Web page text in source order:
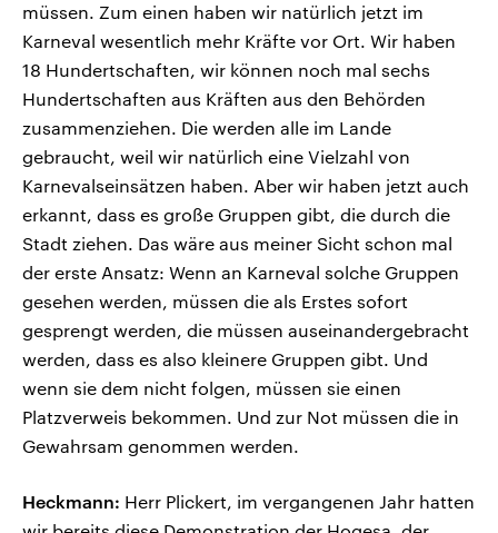
müssen. Zum einen haben wir natürlich jetzt im
Karneval wesentlich mehr Kräfte vor Ort. Wir haben
18 Hundertschaften, wir können noch mal sechs
Hundertschaften aus Kräften aus den Behörden
zusammenziehen. Die werden alle im Lande
gebraucht, weil wir natürlich eine Vielzahl von
Karnevalseinsätzen haben. Aber wir haben jetzt auch
erkannt, dass es große Gruppen gibt, die durch die
Stadt ziehen. Das wäre aus meiner Sicht schon mal
der erste Ansatz: Wenn an Karneval solche Gruppen
gesehen werden, müssen die als Erstes sofort
gesprengt werden, die müssen auseinandergebracht
werden, dass es also kleinere Gruppen gibt. Und
wenn sie dem nicht folgen, müssen sie einen
Platzverweis bekommen. Und zur Not müssen die in
Gewahrsam genommen werden.
Heckmann: Herr Plickert, im vergangenen Jahr hatten